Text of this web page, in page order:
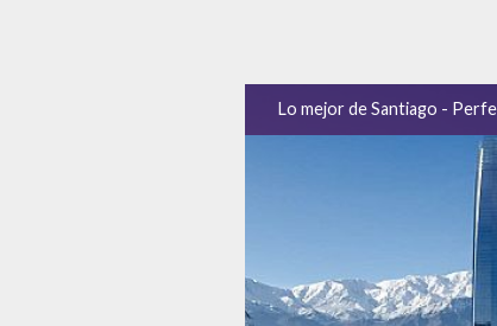
Lo mejor de Santiago -